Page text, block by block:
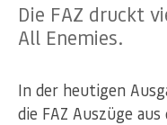
Die FAZ druckt
All Enemies.
In der heutigen
die FAZ Auszüge aus